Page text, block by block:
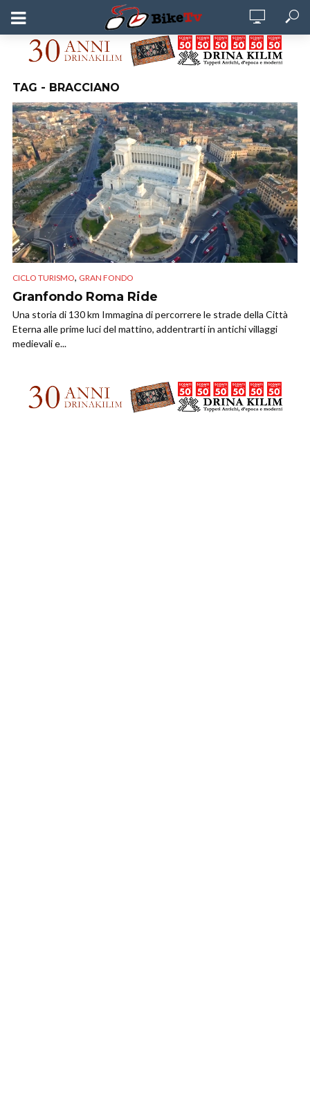
TAG - BRACCIANO
CICLO TURISMO, GRAN FONDO
Granfondo Roma Ride
Una storia di 130 km Immagina di percorrere le strade della Città
Eterna alle prime luci del mattino, addentrarti in antichi villaggi
medievali e...